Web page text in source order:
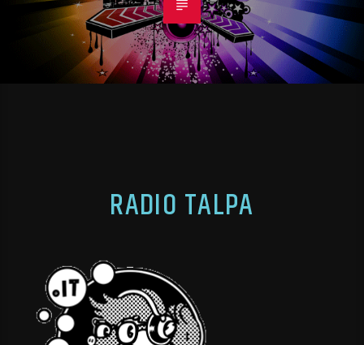
RADIO TALPA